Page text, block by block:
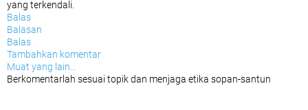
yang terkendali.
Balas
Balasan
Balas
Tambahkan komentar
Muat yang lain...
Berkomentarlah sesuai topik dan menjaga etika sopan-santun